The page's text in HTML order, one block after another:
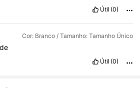
Útil (0)
Cor: Branco / Tamanho: Tamanho Único
Útil (0)